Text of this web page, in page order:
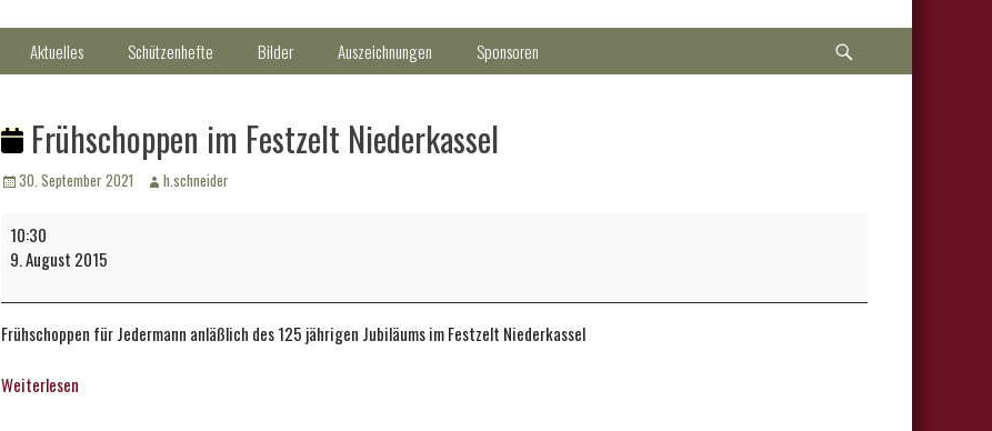
Aktuelles Schützenhefte Bilder Auszeichnungen Sponsoren
Frühschoppen im Festzelt Niederkassel
Veröffentlicht
30. September 2021 Autorh.schneider
Frühschoppen
im
Festzelt
Niederkassel
10:30
9. August 2015
Frühschoppen für Jedermann anläßlich des 125 jährigen Jubiläums im Festzelt Niederkassel
Weiterlesen